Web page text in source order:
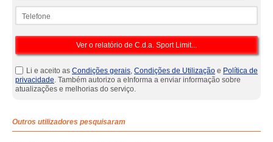
Li e aceito as Condições gerais, Condições de Utilização e Política de
privacidade. Também autorizo a eInforma a enviar informação sobre
atualizações e melhorias do serviço.
Outros utilizadores pesquisaram